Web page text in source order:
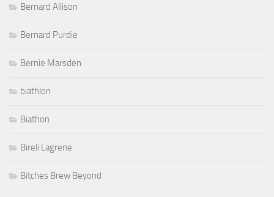
Bernard Allison
Bernard Purdie
Bernie Marsden
biathlon
Biathon
Bireli Lagrene
Bitches Brew Beyond